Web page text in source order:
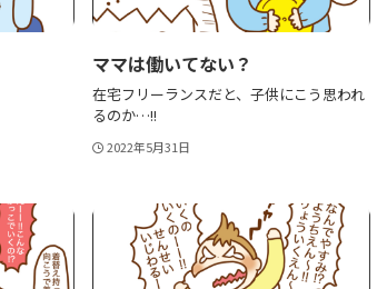
ママは働いてない？
在宅フリーランスだと、子供にこう思われ
るのか…!!
2022年5月31日